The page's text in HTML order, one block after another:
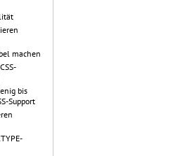
machen
bis
Support